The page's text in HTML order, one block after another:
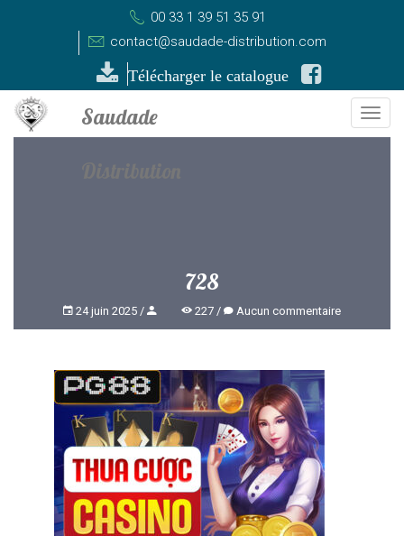
00 33 1 39 51 35 91
contact@saudade-distribution.com
Télécharger le catalogue
728
24 juin 2025 227 Aucun commentaire